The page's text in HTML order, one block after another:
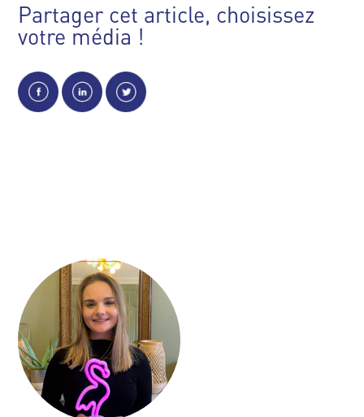
Partager cet article, choisissez
votre média !